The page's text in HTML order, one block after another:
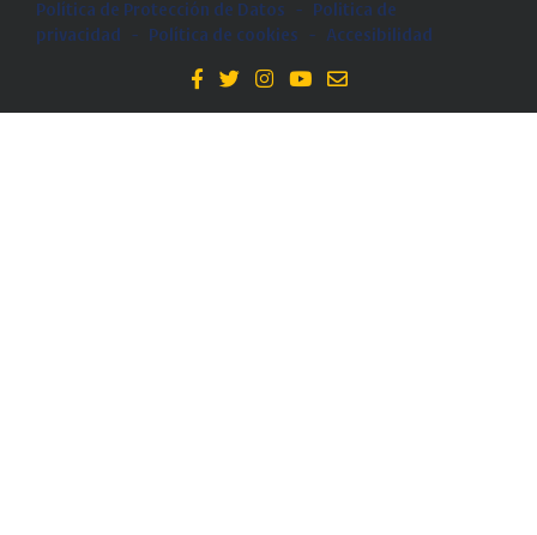
Política de Protección de Datos -
Politica de
privacidad
- Política de cookies - Accesibilidad